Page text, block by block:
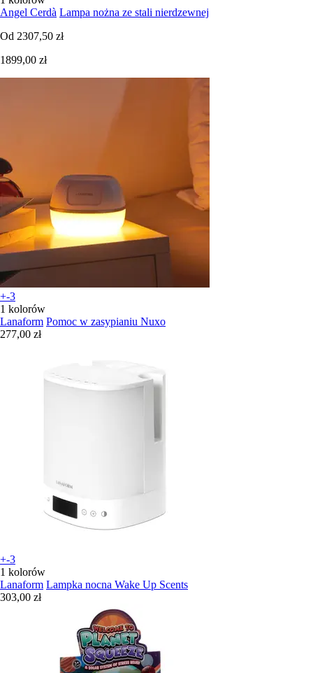
Angel Cerdà Lampa nożna ze stali nierdzewnej
Od 2307,50 zł
1899,00 zł
+-3
1 kolorów
Lanaform Pomoc w zasypianiu Nuxo
277,00 zł
+-3
1 kolorów
Lanaform Lampka nocna Wake Up Scents
303,00 zł